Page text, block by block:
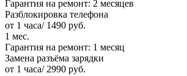
Гарантия на ремонт: 2 месяцев
Разблокировка телефона
от 1 часа/ 1490 руб.
1 мес.
Гарантия на ремонт: 1 месяц
Замена разъёма зарядки
от 1 часа/ 2990 руб.